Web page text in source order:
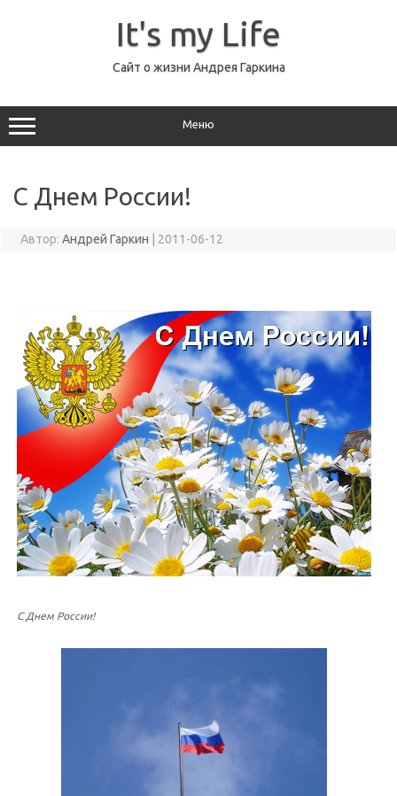
It's my Life
Сайт о жизни Андрея Гаркина
Меню
С Днем России!
Автор: Андрей Гаркин 2011-06-12
С Днем России!